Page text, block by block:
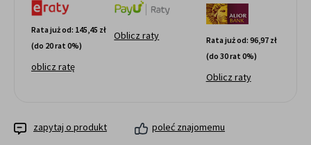
Rata już od: 145,45 zł
(do 20 rat 0%)
oblicz ratę
Oblicz raty Rata już od: 96,97 zł
(do 30 rat 0%)
Oblicz raty
zapytaj o produkt poleć znajomemu